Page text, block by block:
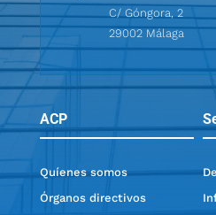
C/ Góngora, 2
29002 Málaga
ACP
Quíenes somos
Órganos directivos